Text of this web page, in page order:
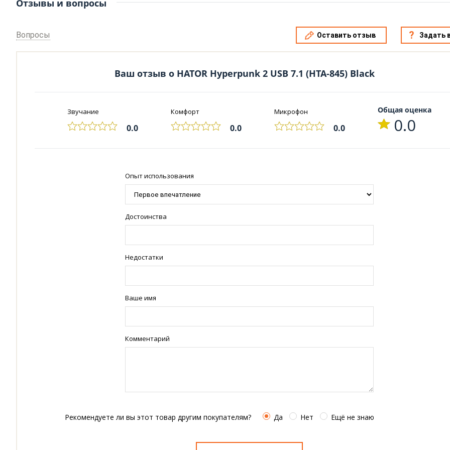
Отзывы и вопросы
Вопросы Оставить отзыв Задать
Ваш отзыв о HATOR Hyperpunk 2 USB 7.1 (HTA-845) Black
Звучание
0.0
Комфорт
0.0
Микрофон
0.0
Общая оценка
0.0
Опыт использования
Достоинства
Недостатки
Ваше имя
Комментарий
Рекомендуете ли вы этот товар другим покупателям? Да Нет Ещё не знаю